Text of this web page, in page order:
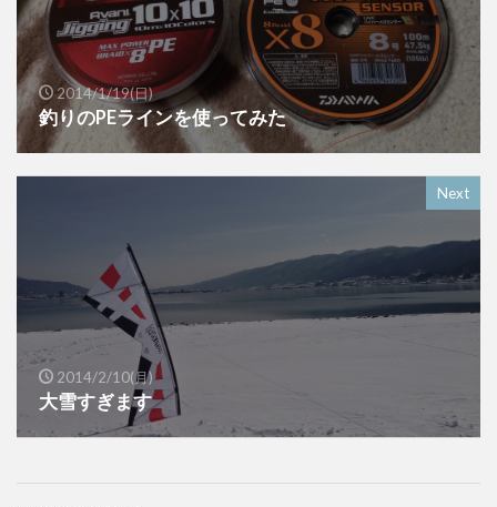
2014/1/19(日)
釣りのPEラインを使ってみた
Next
2014/2/10(月)
大雪すぎます